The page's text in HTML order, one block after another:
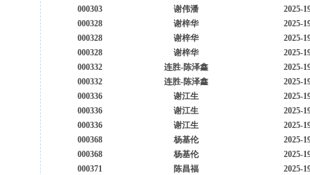
000303
谢伟潘
2025-
000328
谢梓华
2025-
000328
谢梓华
2025-
000328
谢梓华
2025-
000332
连胜-陈泽鑫
2025-
000332
连胜-陈泽鑫
2025-
000336
谢江生
2025-
000336
谢江生
2025-
000336
谢江生
2025-
000368
杨基伦
2025-
000368
杨基伦
2025-
000371
陈昌福
2025-